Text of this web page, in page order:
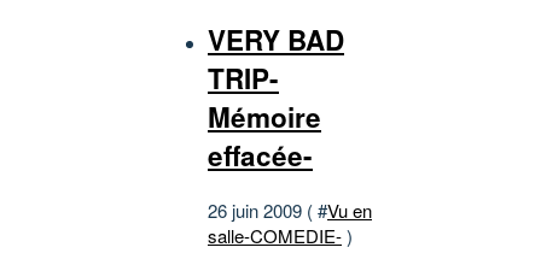
VERY BAD
TRIP-
Mémoire
effacée-
26 juin 2009 ( #Vu en
salle-COMEDIE-)